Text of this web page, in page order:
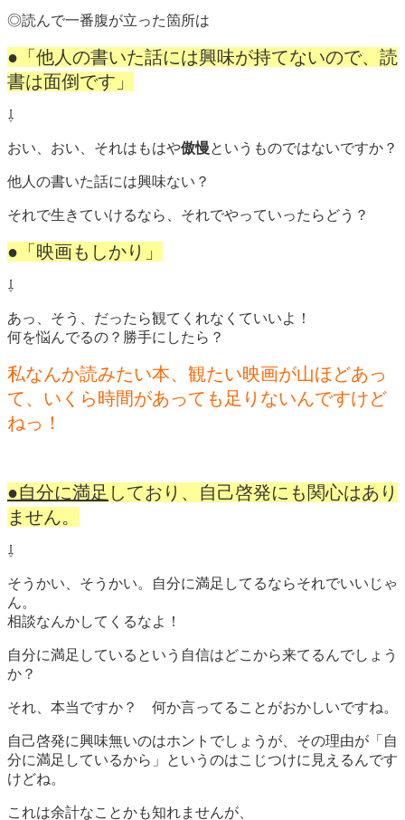
◎読んで一番腹が立った箇所は
●「他人の書いた話には興味が持てないので、読
書は面倒です」
⇩
おい、おい、それはもはや傲慢というものではないですか？
他人の書いた話には興味ない？
それで生きていけるなら、それでやっていったらどう？
●「映画もしかり」
⇩
あっ、そう、だったら観てくれなくていいよ！
何を悩んでるの？勝手にしたら？
私なんか読みたい本、観たい映画が山ほどあっ
て、いくら時間があっても足りないんですけど
ねっ！
●自分に満足 しており、自己啓発にも関心はあり
ません。
⇩
そうかい、そうかい。自分に満足してるならそれでいいじゃ
ん。
相談なんかしてくるなよ！
自分に満足しているという自信はどこから来てるんでしょう
か？
それ、本当ですか？ 何か言ってることがおかしいですね。
自己啓発に興味無いのはホントでしょうが、その理由が「自
分に満足しているから」というのはこじつけに見えるんです
けどね。
これは余計なことかも知れませんが、